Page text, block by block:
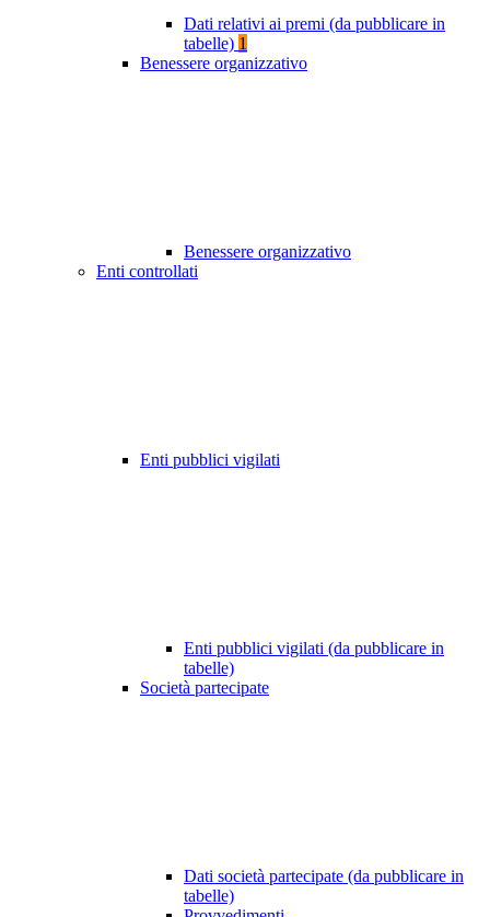
Dati relativi ai premi (da pubblicare in
tabelle) 1
Benessere organizzativo
Benessere organizzativo
Enti controllati
Enti pubblici vigilati
Enti pubblici vigilati (da pubblicare in
tabelle)
Società partecipate
Dati società partecipate (da pubblicare in
tabelle)